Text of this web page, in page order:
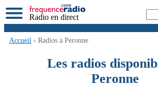
Radio en direct
Accueil › Radios à Peronne
Les radios
Peronne